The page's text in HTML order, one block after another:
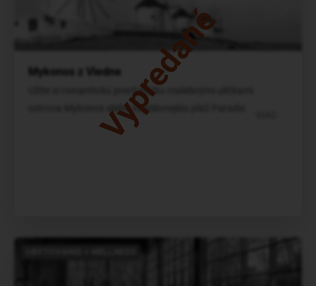
Vypredané
Mykonos z Viedne
Užite si romantickú prechádzku malebnými uličkami
ostrova Mykonos alebo najslávnejšiu pláž Paradise.